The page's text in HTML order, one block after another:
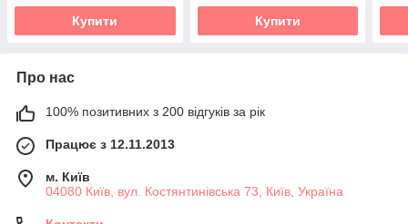
Купити Купити
Про нас
100% позитивних з 200 відгуків за рік
Працює з 12.11.2013
м. Київ
04080 Київ, вул. Костянтинівська 73, Київ, Україна